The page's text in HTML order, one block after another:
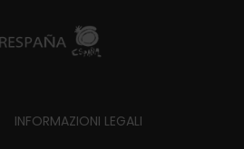
INFORMAZIONI LEGALI